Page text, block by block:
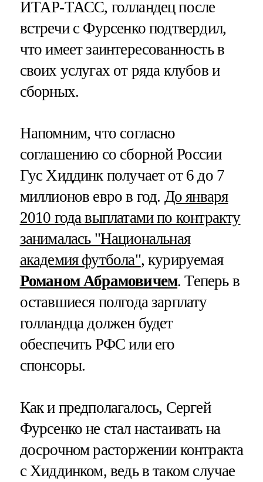
ИТАР-ТАСС, голландец после
встречи с Фурсенко подтвердил,
что имеет заинтересованность в
своих услугах от ряда клубов и
сборных.
Напомним, что согласно
соглашению со сборной России
Гус Хиддинк получает от 6 до 7
миллионов евро в год. До января
2010 года выплатами по контракту
занималась "Национальная
академия футбола", курируемая
Романом Абрамовичем. Теперь в
оставшиеся полгода зарплату
голландца должен будет
обеспечить РФС или его
спонсоры.
Как и предполагалось, Сергей
Фурсенко не стал настаивать на
досрочном расторжении контракта
с Хиддинком, ведь в таком случае